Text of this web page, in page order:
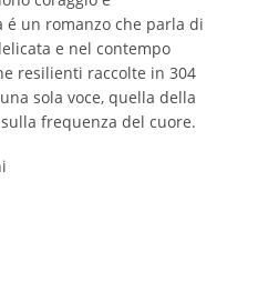
é un romanzo che parla di
e nel contempo
resilienti raccolte in 304
sola voce, quella della
frequenza del cuore.